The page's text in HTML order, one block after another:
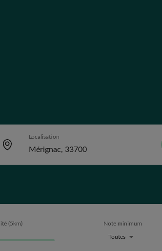
Localisation
(5 km) Note minimum
Toutes